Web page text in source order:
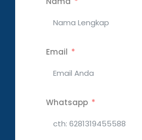
Email
Whatsapp